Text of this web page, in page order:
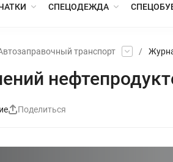
СПЕЦОДЕЖДА
транспорт /
Поделиться